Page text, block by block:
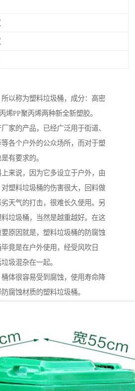
以称为塑料垃圾桶，成分：高密
烯PP聚丙烯两种新全新塑胶。
家的产品，已经广泛用于街道、
各个户外的公众场所，而对于塑
有要求的。
来说，因为它多设立于户外，由
塑料垃圾桶的伤害很大，回料做
天气的打击，很难长久使用。另
垃圾桶，当然是越重越好。在这
原因就是，塑料垃圾桶的防腐蚀
竟是在户外使用，经受风吹日
圾混杂在一起。
体很容易受到腐蚀，使用寿命降
腐蚀材质的塑料垃圾桶。